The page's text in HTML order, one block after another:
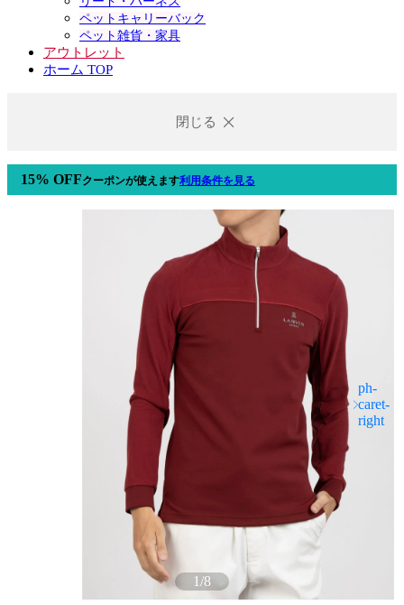
ペットキャリーバック
ペット雑貨・家具
アウトレット
ホーム TOP
閉じる
15% OFFクーポンが使えます利用条件を見る
1/8